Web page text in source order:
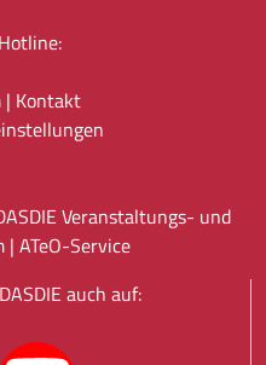
| Kontakt
Veranstaltungs- und
| ATeO-Service
auch auf: